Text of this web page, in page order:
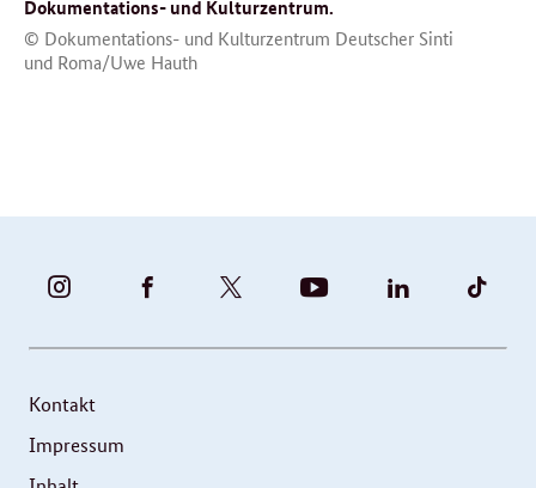
Dokumentations- und Kulturzentrum.
© Dokumentations- und Kulturzentrum Deutscher Sinti
und Roma/Uwe Hauth
BUNDESFAMILIENMINISTERIUM
INSTAGRAM
UND
VIDEOS
BUNDESFAMILIENMINISTERIUM
FACEBOOK
FAMILIENMINISTERIUM
|
BMBFSFJ
YOUTUBE
BMFSFJ
LINKEDIN
Kontakt
Impressum